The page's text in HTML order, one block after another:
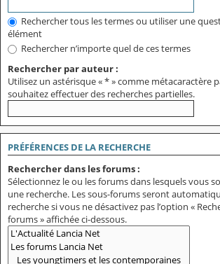
Rechercher tous les termes ou utiliser une
élément
Rechercher n’importe quel de ces termes
Rechercher par auteur :
Utilisez un astérisque « * » comme métacaractère
souhaitez effectuer des recherches partielles.
PRÉFÉRENCES DE LA RECHERCHE
Rechercher dans les forums :
Sélectionnez le ou les forums dans lesquels vous
une recherche. Les sous-forums seront
recherche si vous ne désactivez pas l’option «
forums » affichée ci-dessous.